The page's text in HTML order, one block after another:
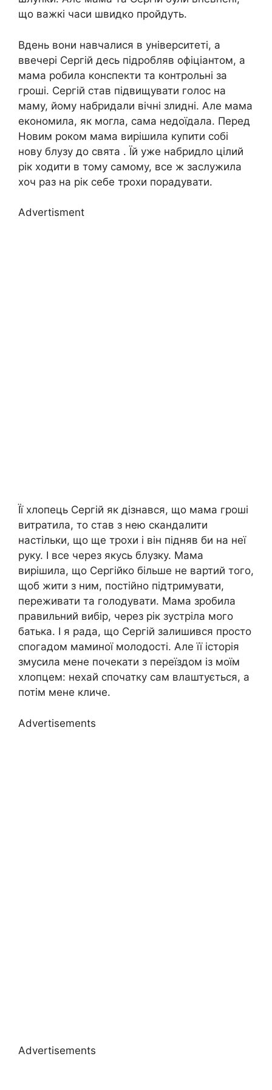
що важкі часи швидко пройдуть.
Вдень вони навчалися в університеті, а
ввечері Сергій десь підробляв офіціантом, а
мама робила конспекти та контрольні за
гроші. Сергій став підвищувати голос на
маму, йому набридали вічні злидні. Але мама
економила, як могла, сама недоїдала. Перед
Новим роком мама вирішила купити собі
нову блузу до свята . Їй уже набридло цілий
рік ходити в тому самому, все ж заслужила
хоч раз на рік себе трохи порадувати.
Advertisment
Її хлопець Сергій як дізнався, що мама гроші
витратила, то став з нею скандалити
настільки, що ще трохи і він підняв би на неї
руку. І все через якусь блузку. Мама
вирішила, що Сергійко більше не вартий того,
щоб жити з ним, постійно підтримувати,
переживати та голодувати. Мама зробила
правильний вибір, через рік зустріла мого
батька. І я рада, що Сергій залишився просто
спогадом маминої молодості. Але її історія
змусила мене почекати з переїздом із моїм
хлопцем: нехай спочатку сам влаштується, а
потім мене кличе.
Advertisements
Advertisements